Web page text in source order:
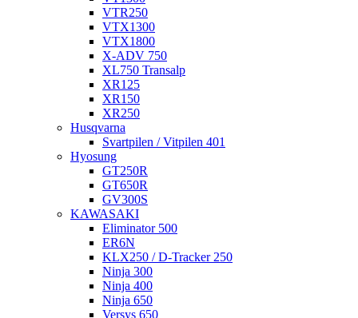
VTR250
VTX1300
VTX1800
X-ADV 750
XL750 Transalp
XR125
XR150
XR250
Husqvarna
Svartpilen / Vitpilen 401
Hyosung
GT250R
GT650R
GV300S
KAWASAKI
Eliminator 500
ER6N
KLX250 / D-Tracker 250
Ninja 300
Ninja 400
Ninja 650
Versys 650